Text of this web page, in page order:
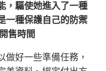
，驅使她進入了一種
一種保護自己的防禦
售時間
做好一些準備任務，